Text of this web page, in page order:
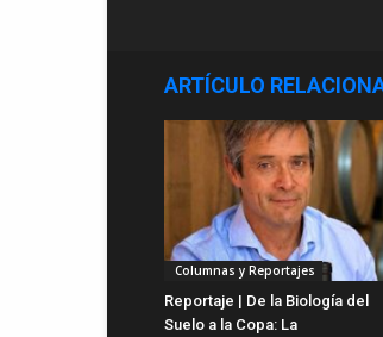
ARTÍCULO
Columnas y Reportajes
Reportaje | De la Biología del
Suelo a la Copa: La